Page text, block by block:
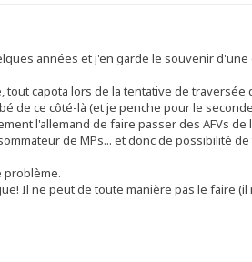
années et j'en garde le souvenir
capota lors de la tentative de traversée
de ce côté-là (et je penche pour le
l'allemand de faire passer des AFVs de
de MPs... et donc de possibilité de
problème.
Il ne peut de toute manière pas le faire